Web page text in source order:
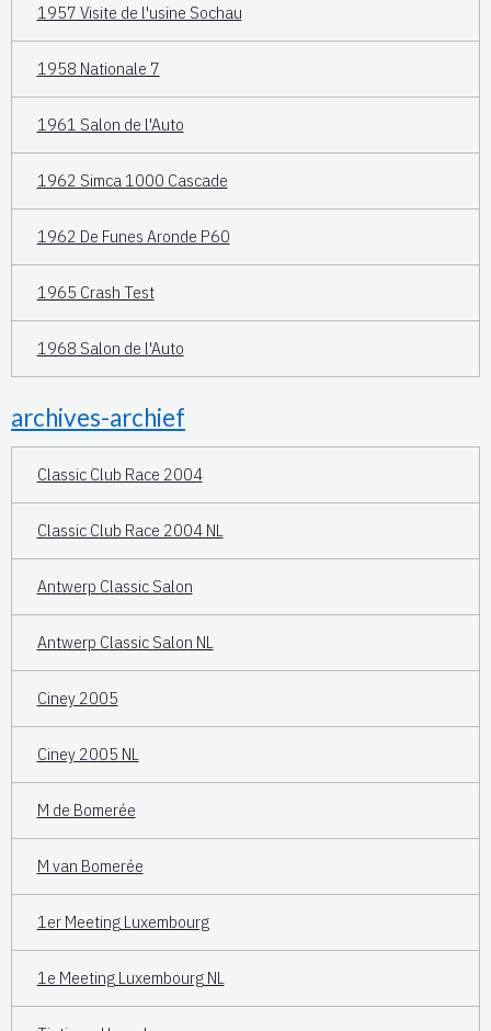
1957 Visite de l'usine Sochau
1958 Nationale 7
1961 Salon de l'Auto
1962 Simca 1000 Cascade
1962 De Funes Aronde P60
1965 Crash Test
1968 Salon de l'Auto
archives-archief
Classic Club Race 2004
Classic Club Race 2004 NL
Antwerp Classic Salon
Antwerp Classic Salon NL
Ciney 2005
Ciney 2005 NL
M de Bomerée
M van Bomerée
1er Meeting Luxembourg
1e Meeting Luxembourg NL